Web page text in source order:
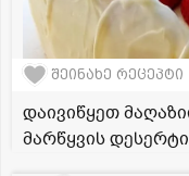
შეინახე რეცეპტი
დაივიწყეთ
მარწყვის